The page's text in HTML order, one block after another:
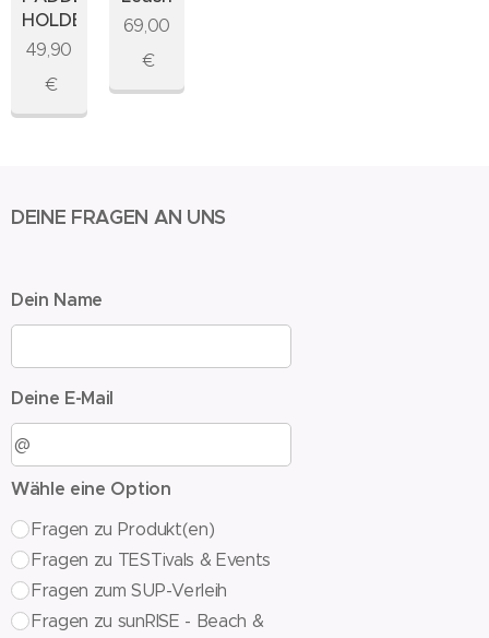
HOLDER
49,90
€
69,00
€
DEINE FRAGEN AN UNS
Dein Name
Deine E-Mail
Wähle eine Option
Fragen zu Produkt(en)
Fragen zu TESTivals & Events
Fragen zum SUP-Verleih
Fragen zu sunRISE - Beach &